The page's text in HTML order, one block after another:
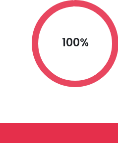
100%